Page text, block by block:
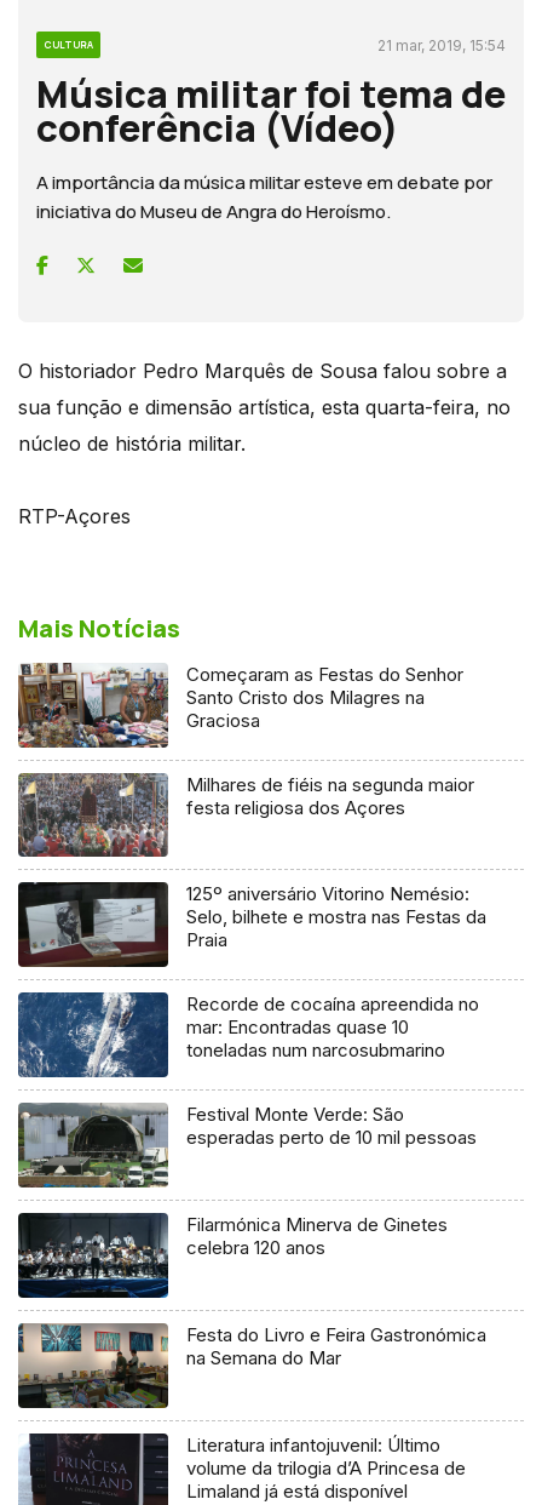
CULTURA 21 mar, 2019, 15:54
Música militar foi tema de
conferência (Vídeo)
A importância da música militar esteve em debate por
iniciativa do Museu de Angra do Heroísmo.
O historiador Pedro Marquês de Sousa falou sobre a
sua função e dimensão artística, esta quarta-feira, no
núcleo de história militar.
RTP-Açores
Mais Notícias
Começaram as Festas do Senhor
Santo Cristo dos Milagres na
Graciosa
Milhares de fiéis na segunda maior
festa religiosa dos Açores
125º aniversário Vitorino Nemésio:
Selo, bilhete e mostra nas Festas da
Praia
Recorde de cocaína apreendida no
mar: Encontradas quase 10
toneladas num narcosubmarino
Festival Monte Verde: São
esperadas perto de 10 mil pessoas
Filarmónica Minerva de Ginetes
celebra 120 anos
Festa do Livro e Feira Gastronómica
na Semana do Mar
Literatura infantojuvenil: Último
volume da trilogia d’A Princesa de
Limaland já está disponível